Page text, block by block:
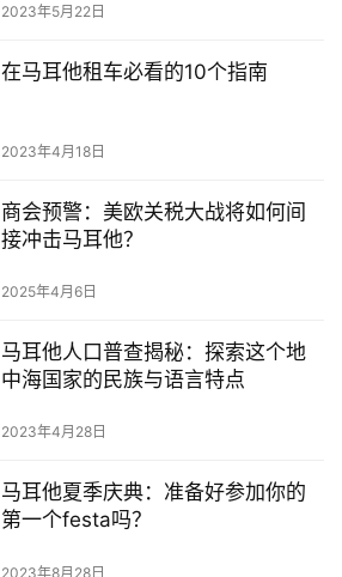
2023年5月22日
在马耳他租车必看的10个指南
2023年4月18日
商会预警：美欧关税大战将如何间
接冲击马耳他？
2025年4月6日
马耳他人口普查揭秘：探索这个地
中海国家的民族与语言特点
2023年4月28日
马耳他夏季庆典：准备好参加你的
第一个festa吗？
2023年8月28日